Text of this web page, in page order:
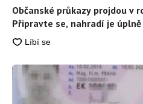
Občanské průkazy projdou v
Připravte se, nahradí je